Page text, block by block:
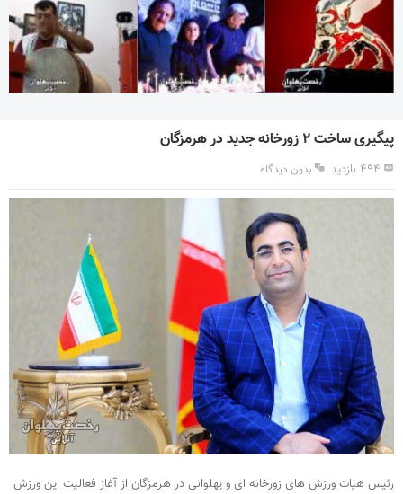
پیگیری ساخت ۲ زورخانه جدید در هرمزگان
۴۹۴ بازدید بدون دیدگاه
رئیس هیات ورزش های زورخانه ای و پهلوانی در هرمزگان از آغاز فعالیت این ورزش